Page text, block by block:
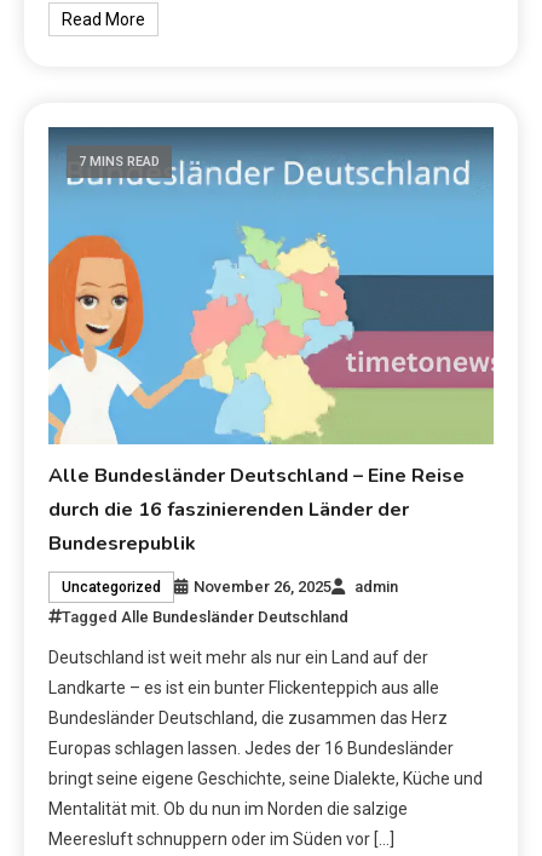
Read More
7 MINS READ
Alle Bundesländer Deutschland – Eine Reise
durch die 16 faszinierenden Länder der
Bundesrepublik
Uncategorized November 26, 2025
admin
Tagged Alle Bundesländer Deutschland
Deutschland ist weit mehr als nur ein Land auf der
Landkarte – es ist ein bunter Flickenteppich aus alle
Bundesländer Deutschland, die zusammen das Herz
Europas schlagen lassen. Jedes der 16 Bundesländer
bringt seine eigene Geschichte, seine Dialekte, Küche und
Mentalität mit. Ob du nun im Norden die salzige
Meeresluft schnuppern oder im Süden vor […]